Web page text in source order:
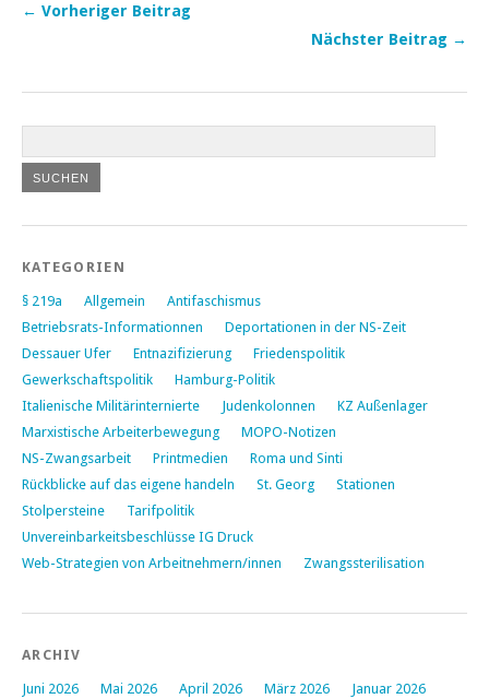
← Vorheriger Beitrag
Nächster Beitrag →
KATEGORIEN
§ 219a Allgemein
Antifaschismus
Betriebsrats-Informationnen
Deportationen in der NS-Zeit
Dessauer Ufer
Entnazifizierung
Friedenspolitik
Gewerkschaftspolitik
Hamburg-Politik
Italienische Militärinternierte
Judenkolonnen
KZ Außenlager
Marxistische Arbeiterbewegung
MOPO-Notizen
NS-Zwangsarbeit
Printmedien
Roma und Sinti
Rückblicke auf das eigene handeln
St. Georg
Stationen
Stolpersteine
Tarifpolitik
Unvereinbarkeitsbeschlüsse IG Druck
Web-Strategien von Arbeitnehmern/innen
Zwangssterilisation
ARCHIV
Juni 2026 Mai 2026 April 2026 März 2026
Januar 2026